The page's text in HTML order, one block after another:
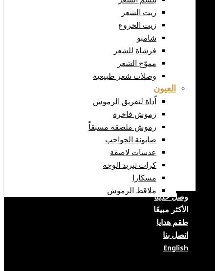
زيت الشعر
زيت الخروع
شامبو
فرشاة للشعر
مموّج الشعر
وصلات شعر طبيعية
العيون
اّداة لتفريق الرموش
رموش فاخرة
رموش ملصقة مسبقاً
صابونة الحواجب
عدسات لاصقة
كرات تبريد الوجه
مسكارا
ملاقط الرموش
وصل حديثا
الأكثر مبيعًا
طقم هدايا
اتصل بنا
English